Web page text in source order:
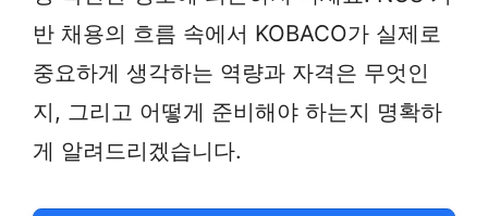
반 채용의 흐름 속에서 KOBACO가 실제로
중요하게 생각하는 역량과 자격은 무엇인
지, 그리고 어떻게 준비해야 하는지 명확하
게 알려드리겠습니다.